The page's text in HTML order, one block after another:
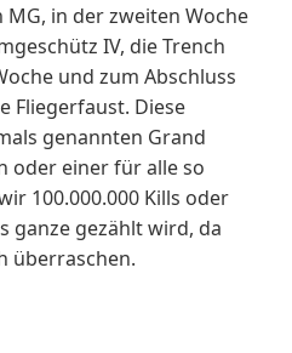
MG, in der zweiten Woche
IV, die Trench
und zum Abschluss
Fliegerfaust. Diese
genannten Grand
oder einer für alle so
100.000.000 Kills oder
ganze gezählt wird, da
überraschen.